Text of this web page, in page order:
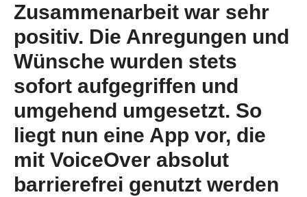
Zusammenarbeit war sehr
positiv. Die Anregungen und
Wünsche wurden stets
sofort aufgegriffen und
umgehend umgesetzt. So
liegt nun eine App vor, die
mit VoiceOver absolut
barrierefrei genutzt werden